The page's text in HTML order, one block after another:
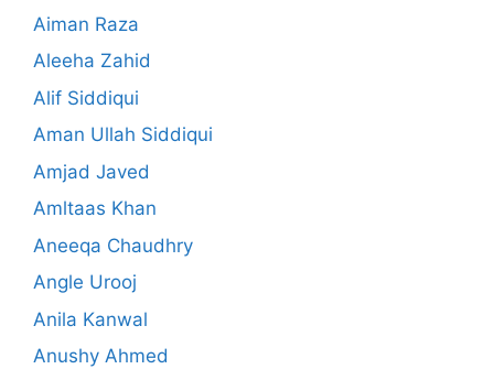
Aiman Raza
Aleeha Zahid
Alif Siddiqui
Aman Ullah Siddiqui
Amjad Javed
Amltaas Khan
Aneeqa Chaudhry
Angle Urooj
Anila Kanwal
Anushy Ahmed